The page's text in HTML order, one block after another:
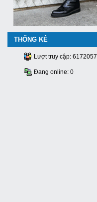
THỐNG KÊ
Lượt truy cập: 6172057
Đang online: 0